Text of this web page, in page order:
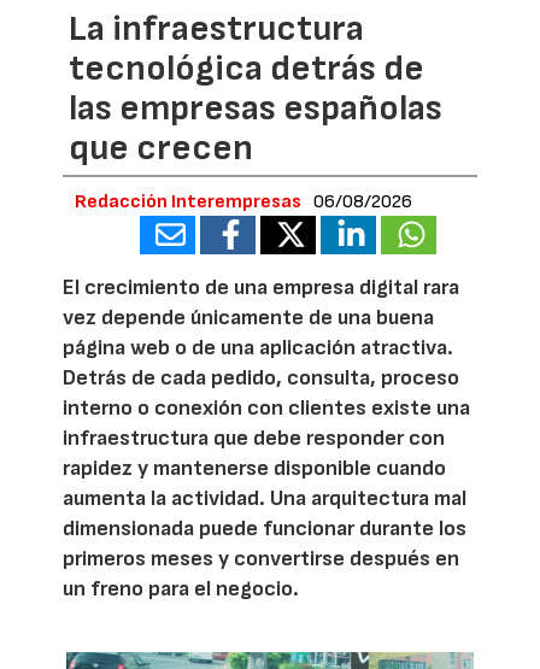
La infraestructura
tecnológica detrás de
las empresas españolas
que crecen
Redacción Interempresas 06/08/2026
El crecimiento de una empresa digital rara
vez depende únicamente de una buena
página web o de una aplicación atractiva.
Detrás de cada pedido, consulta, proceso
interno o conexión con clientes existe una
infraestructura que debe responder con
rapidez y mantenerse disponible cuando
aumenta la actividad. Una arquitectura mal
dimensionada puede funcionar durante los
primeros meses y convertirse después en
un freno para el negocio.